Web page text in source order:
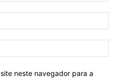
neste navegador para a